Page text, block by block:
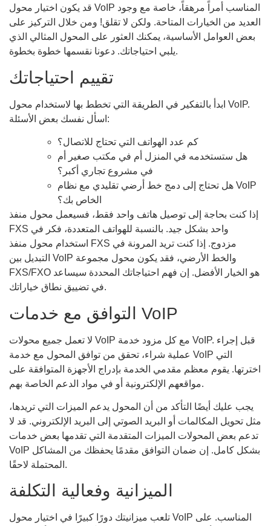
قد يكون اختيار محول VoIP المناسب أمراً مرهقاً، خاصة مع وجود
العديد من الخيارات المتاحة. ولكن لا تقلق! ومن خلال التركيز على
بعض العوامل الأساسية، يمكنك العثور على المحول المثالي الذي
يلبي احتياجاتك. دعونا نقسمها خطوة بخطوة.
تقييم احتياجاتك
ابدأ بالتفكير في الطريقة التي تخطط بها لاستخدام محول VoIP.
اسأل نفسك بعض الأسئلة:
كم عدد الهواتف التي تحتاج للاتصال؟
هل ستستخدمه في المنزل أم في مكتب صغير أم
في مشروع تجاري أكبر؟
هل تحتاج إلى دمج خط أرضي تقليدي مع نظام VoIP
إذا كنت بحاجة إلى توصيل هاتف واحد فقط، فسيعمل محول منفذ
FXS واحد بشكل جيد. بالنسبة للهواتف المتعددة، فكر في
استخدام محول منفذ FXS مزدوج. إذا كنت تريد المرونة في
التبديل بين VoIP والخط الأرضي، فقد يكون محول مجموعة
FXS/FXO هو الخيار الأفضل. إن فهم احتياجاتك المحددة سيساعد
في تضييق نطاق خياراتك.
التوافق مع خدمات VoIP
لا تعمل جميع محولات VoIP مع كل مزود خدمة VoIP. قبل إجراء
عملية شراء، تحقق من توافق المحول مع خدمة VoIP التي
اخترتها. يقوم معظم مقدمي الخدمة بإدراج الأجهزة المتوافقة على
مواقعهم الإلكترونية أو في مواد الدعم الخاصة بهم.
يجب عليك أيضًا التأكد من أن المحول يدعم الميزات التي تريدها،
مثل تحويل المكالمات أو البريد الصوتي إلى البريد الإلكتروني. قد لا
تدعم بعض المحولات الميزات المتقدمة التي تقدمها بعض خدمات
VoIP بشكل كامل. إن ضمان التوافق مقدمًا يحفظك من المشاكل
المحتملة لاحقًا.
الميزانية وفعالية التكلفة
تلعب ميزانيتك دورًا كبيرًا في اختيار محول VoIP المناسب. على